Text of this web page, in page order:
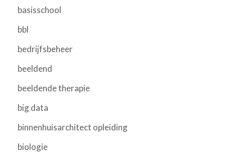
basisschool
bbl
bedrijfsbeheer
beeldend
beeldende therapie
big data
binnenhuisarchitect opleiding
biologie